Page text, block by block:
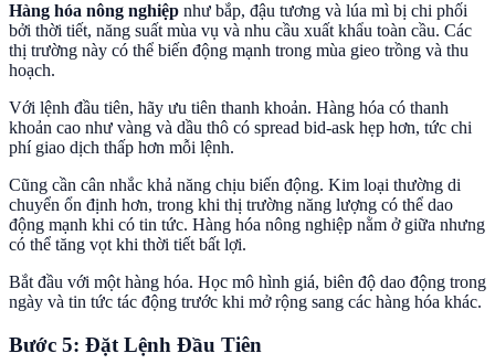
Hàng hóa nông nghiệp như bắp, đậu tương và lúa mì bị chi phối
bởi thời tiết, năng suất mùa vụ và nhu cầu xuất khẩu toàn cầu. Các
thị trường này có thể biến động mạnh trong mùa gieo trồng và thu
hoạch.
Với lệnh đầu tiên, hãy ưu tiên thanh khoản. Hàng hóa có thanh
khoản cao như vàng và dầu thô có spread bid-ask hẹp hơn, tức chi
phí giao dịch thấp hơn mỗi lệnh.
Cũng cần cân nhắc khả năng chịu biến động. Kim loại thường di
chuyển ổn định hơn, trong khi thị trường năng lượng có thể dao
động mạnh khi có tin tức. Hàng hóa nông nghiệp nằm ở giữa nhưng
có thể tăng vọt khi thời tiết bất lợi.
Bắt đầu với một hàng hóa. Học mô hình giá, biên độ dao động trong
ngày và tin tức tác động trước khi mở rộng sang các hàng hóa khác.
Bước 5: Đặt Lệnh Đầu Tiên